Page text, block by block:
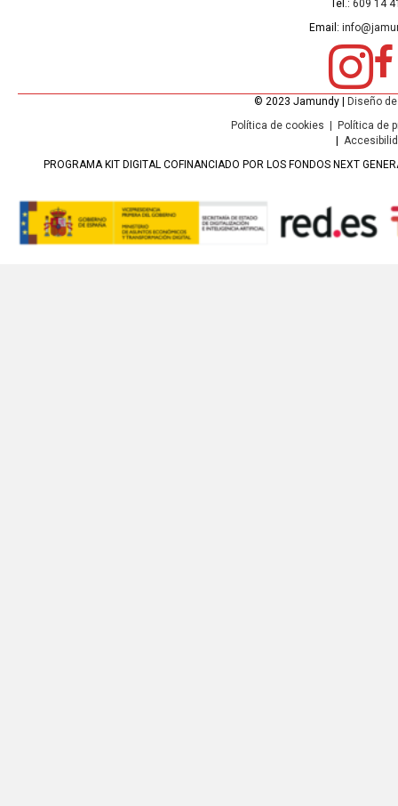
Tel.: 609 14
Email:
© 2023 Jamundy | Diseño
Política de cookies | Política de
|
PROGRAMA KIT DIGITAL COFINANCIADO POR LOS FONDOS NEXT